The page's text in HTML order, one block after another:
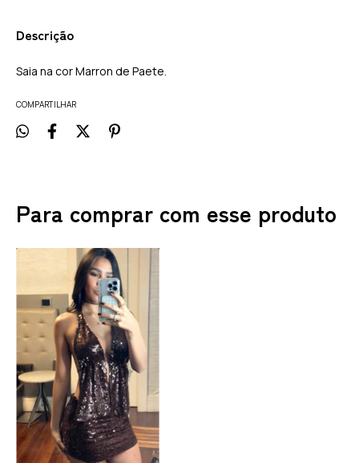
Descrição
Saia na cor Marron de Paete.
COMPARTILHAR
Para comprar com esse produto